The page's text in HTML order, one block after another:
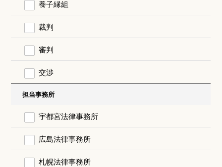
養子縁組
裁判
審判
交渉
担当事務所
宇都宮法律事務所
広島法律事務所
札幌法律事務所